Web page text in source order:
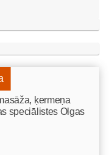
ķermeņa
speciālistes Olgas